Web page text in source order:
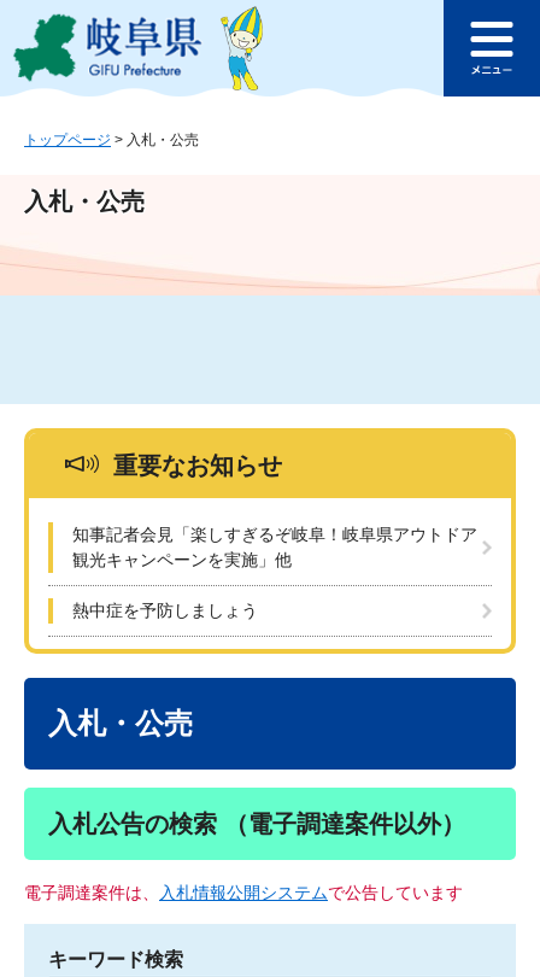
ジ
ュ
文
このページの本文へ
ュ
トップページ > 入札・公売
入札・公売
重要なお知らせ
知事記者会見「楽しすぎるぞ岐阜！岐阜県アウトドア
観光キャンペーンを実施」他
熱中症を予防しましょう
入札・公売
入札公告の検索 （電子調達案件以外）
電子調達案件は、 入札情報公開システムで公告しています
キーワード検索